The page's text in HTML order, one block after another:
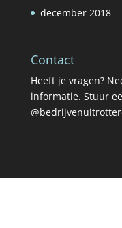
december 2018
Contact
Heeft je vragen?
informatie. Stuur